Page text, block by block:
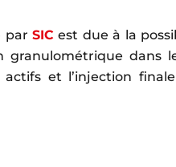
parSIC est due à la
granulométrique dans
actifs et l’injection